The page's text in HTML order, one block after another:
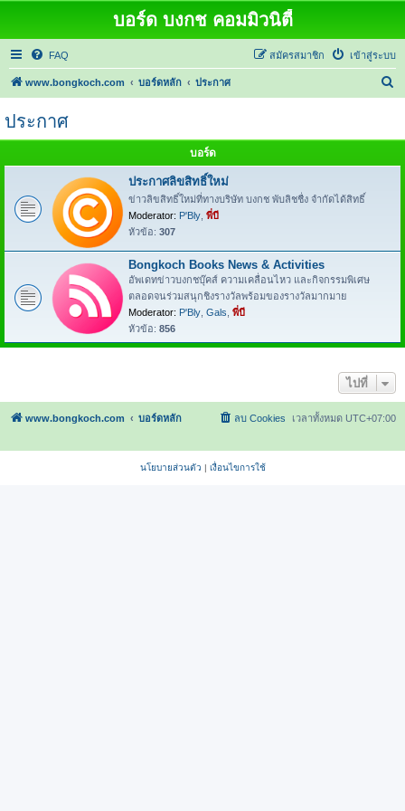
บอร์ด บงกช คอมมิวนิตี้
FAQ เข้าสู่ระบบ
สมัครสมาชิก
www.bongkoch.com บอร์ดหลัก ประกาศ
ประกาศ
บอร์ด
ประกาศลิขสิทธิ์ใหม่
ข่าวลิขสิทธิ์ใหม่ที่ทางบริษัท บงกช พับลิชชื่ง จำกัดได้สิทธิ์
Moderator: P'Bly พี่บี
หัวข้อ: 307
Bongkoch Books News & Activities
อัพเดทข่าวบงกชบุ๊คส์ ความเคลื่อนไหว และกิจกรรมพิเศษ
ตลอดจนร่วมสนุกชิงรางวัลพร้อมของรางวัลมากมาย
Moderator: P'Bly Gals พี่บี
หัวข้อ: 856
ไปที่
www.bongkoch.com บอร์ดหลัก เวลาทั้งหมด UTC+07:00
ลบ Cookies
นโยบายส่วนตัว | เงื่อนไขการใช้